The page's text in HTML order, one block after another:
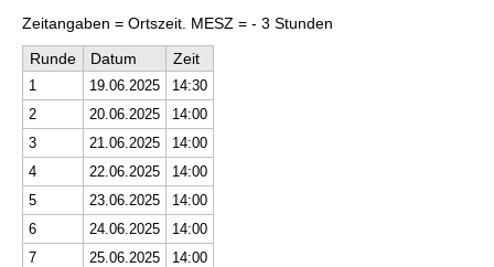
Zeitangaben = Ortszeit. MESZ = - 3 Stunden
Runde
Datum Zeit
1 19.06.2025
14:30
2
20.06.2025
14:00
3
21.06.2025
14:00
4
22.06.2025
14:00
5
23.06.2025
14:00
6
24.06.2025
14:00
7
25.06.2025
14:00